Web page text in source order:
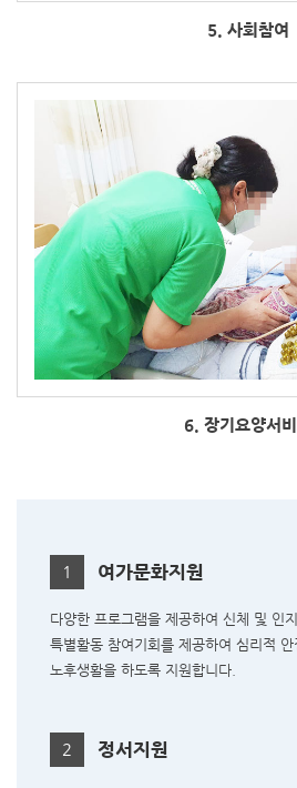
5. 사회참여
6. 장기요양서
1 여가문화지원
다양한 프로그램을 제공하여 신체 및 인
특별활동 참여기회를 제공하여 심리적
노후생활을 하도록 지원합니다.
2 정서지원